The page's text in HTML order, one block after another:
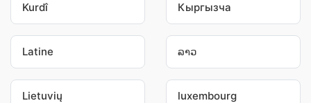
Kurdî Кыргызча
Latine ລາວ
Lietuvių luxembourg